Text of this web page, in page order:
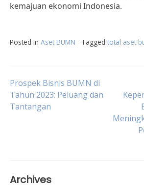
kemajuan ekonomi Indonesia.
Posted in Aset BUMN Tagged total aset
Post
navigation
Prospek Bisnis BUMN di
Tahun 2023: Peluang dan
Tantangan
Archives